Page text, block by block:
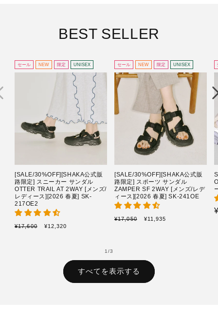
BEST SELLER
セール NEW 限定 UNISEX
[SALE/30%OFF][SHAKA公式販
路限定] スニーカー サンダル
OTTER TRAIL AT 2WAY [メンズ/
レディース][2026 春夏] SK-
217OE2
通
¥17,600
セ
¥12,320
セール NEW 限定 UNISEX
[SALE/30%OFF][SHAKA公式販
路限定] スポーツ サンダル
ZAMPER SF 2WAY [メンズ/レデ
ィース][2026 春夏] SK-241OE
通
¥17,050
セ
¥11,935
1/の
3
すべてを表示する